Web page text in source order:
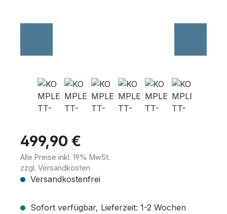
499,90 €
Alle Preise inkl. 19% MwSt.
zzgl. Versandkosten
Versandkostenfrei
Sofort verfügbar, Lieferzeit: 1-2 Wochen